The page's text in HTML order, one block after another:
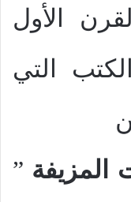
الأول
التي
المزيفة ”